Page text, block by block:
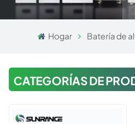
Hogar Batería de
CATEGORÍAS DE